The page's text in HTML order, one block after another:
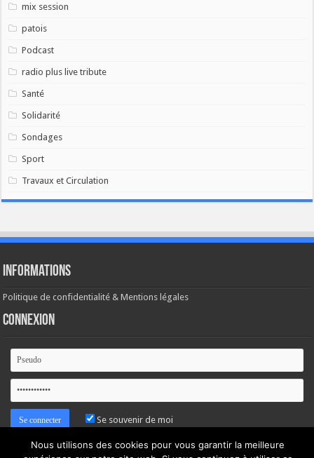
mix session
patois
Podcast
radio plus live tribute
Santé
Solidarité
Sondages
Sport
Travaux et Circulation
Informations
Politique de confidentialité & Mentions légales
Connexion
Se souvenir de moi
Mot de passe oublié ?
Nous utilisons des cookies pour vous garantir la meilleure